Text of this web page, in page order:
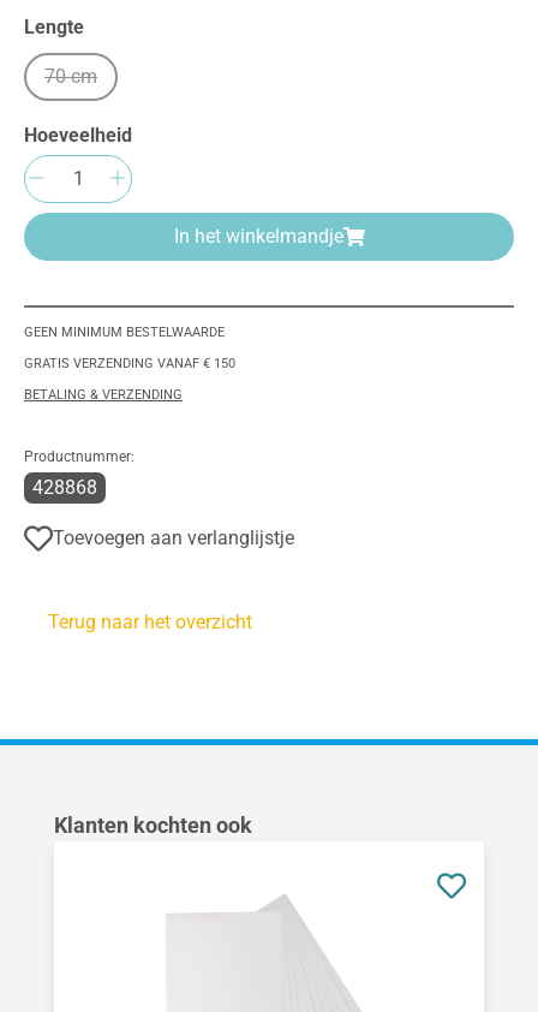
Selecteer
Lengte
70 cm(Deze optie is momenteel niet beschikbaar.)
Hoeveelheid
Producthoeveelheid: Voer de gewenste
In het winkelmandje
GEEN MINIMUM BESTELWAARDE
GRATIS VERZENDING VANAF € 150
BETALING & VERZENDING
Productnummer:
428868
Toevoegen aan verlanglijstje
Terug naar het overzicht
Productgalerij overslaan
Klanten kochten ook